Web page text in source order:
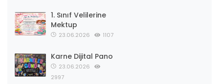
1. Sınıf Velilerine
Mektup
23.06.2026 1107
Karne Dijital Pano
23.06.2026
2997